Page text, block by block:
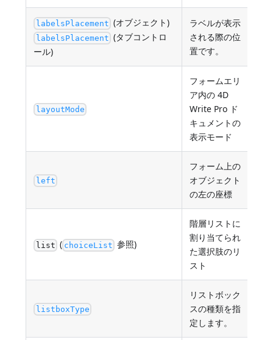
labelsPlacement (オブジェクト)
labelsPlacement (タブコントロ
ール)
ラベルが表示
される際の位
置です。
layoutMode
フォームエリ
ア内の 4D
Write Pro ド
キュメントの
表示モード
left
フォーム上の
オブジェクト
の左の座標
list ( choiceList 参照)
階層リストに
割り当てられ
た選択肢のリ
スト
listboxType
リストボック
スの種類を指
定します。